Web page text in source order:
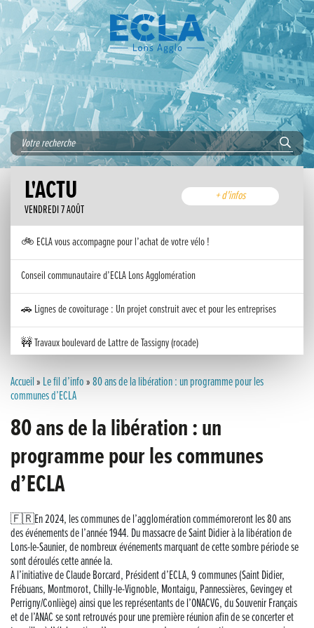
L'ACTU
VENDREDI 7 AOÛT
+ d'infos
🚲 ECLA vous accompagne pour l’achat de votre vélo !
Conseil communautaire d’ECLA Lons Agglomération
🚗 Lignes de covoiturage : Un projet construit avec et pour les entreprises
🚧 Travaux boulevard de Lattre de Tassigny (rocade)
Inauguration nouvelle station d’épuration (STEP) de Trenal
« France, une histoire d’amour », l’avant-première au Cinéma 4C !
Les Saisons Baroques du Jura 2025
Journée nationale de la Résistance
Dernier coup de pédale pour la Cyclosportive
Cyclosportive de La Vache qui rit : édition 2025
Accueil» Le fil d’info»80 ans de la libération : un programme pour les
communes d’ECLA
80 ans de la libération : un
programme pour les communes
d’ECLA
🇫🇷En 2024, les communes de l’agglomération commémoreront les 80 ans
des événements de l’année 1944. Du massacre de Saint Didier à la libération de
Lons-le-Saunier, de nombreux événements marquant de cette sombre période se
sont déroulés cette année la.
A l’initiative de Claude Borcard, Président d’ECLA, 9 communes (Saint Didier,
Frébuans, Montmorot, Chilly-le-Vignoble, Montaigu, Pannessières, Gevingey et
Perrigny/Conliège) ainsi que les représentants de l’ONACVG, du Souvenir Français
et de l’ANAC se sont retrouvés pour une première réunion afin de se concerter et